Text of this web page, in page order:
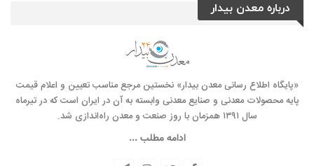
درباره معدن بیدار
«پایگاه اطلاع رسانی معدن بیدار» نخستین مرجع مناسب تعیین و اعلام قیمت
پایه محصولات معدنی و صنایع معدنی وابسته به آن در ایران است که در تیرماه
سال ۱۳۹۱ همزمان با روز صنعت و معدن راه‌‌اندازی شد.
ادامه مطلب ...